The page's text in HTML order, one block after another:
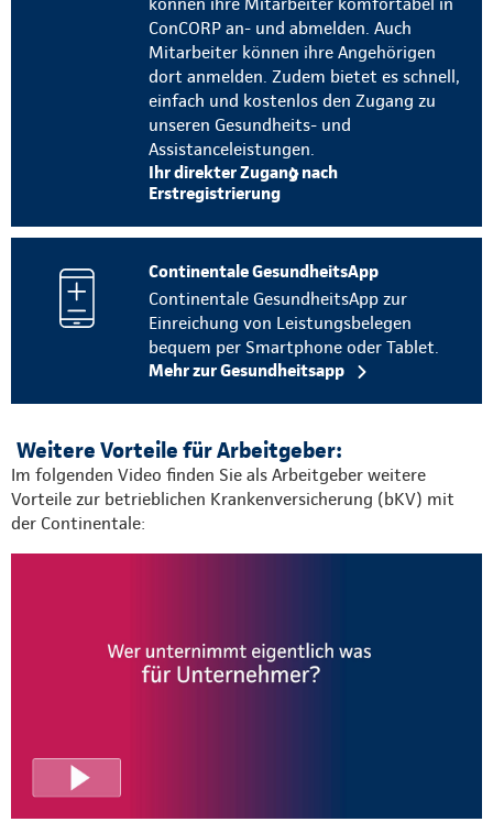
ConCORP an- und abmelden. Auch
Mitarbeiter können ihre Angehörigen
dort anmelden. Zudem bietet es schnell,
einfach und kostenlos den Zugang zu
unseren Gesundheits- und
Assistanceleistungen.
Ihr direkter Zugang nach
Erstregistrierung
Continentale GesundheitsApp
Continentale GesundheitsApp zur
Einreichung von Leistungsbelegen
bequem per Smartphone oder Tablet.
Mehr zur Gesundheitsapp
Weitere Vorteile für Arbeitgeber:
Im folgenden Video finden Sie als Arbeitgeber weitere
Vorteile zur betrieblichen Krankenversicherung (bKV) mit
der Continentale: